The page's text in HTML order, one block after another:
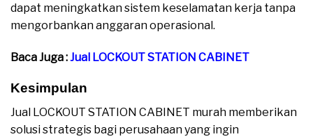
dapat meningkatkan sistem keselamatan kerja tanpa
mengorbankan anggaran operasional.
Baca Juga :Jual LOCKOUT STATION CABINET
Kesimpulan
Jual LOCKOUT STATION CABINET murah memberikan
solusi strategis bagi perusahaan yang ingin